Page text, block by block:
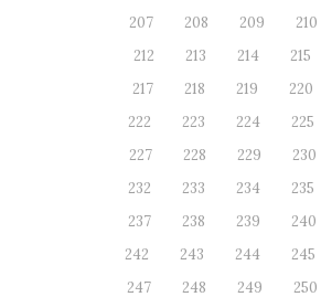
207
208 209 210
212
213 214 215
217
218 219 220
222
223 224 225
227
228 229 230
232
233 234 235
237
238 239 240
242
243 244 245
247
248 249 250